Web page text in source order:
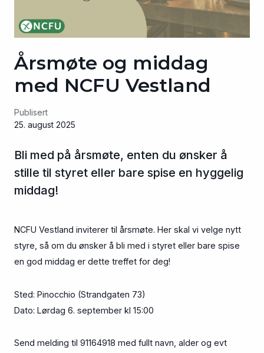
Årsmøte og middag
med NCFU Vestland
Publisert
25. august 2025
Bli med på årsmøte, enten du ønsker å
stille til styret eller bare spise en hyggelig
middag!
NCFU Vestland inviterer til årsmøte. Her skal vi velge nytt
styre, så om du ønsker å bli med i styret eller bare spise
en god middag er dette treffet for deg!
Sted: Pinocchio (Strandgaten 73)
Dato: Lørdag 6. september kl 15:00
Send melding til 91164918 med fullt navn, alder og evt